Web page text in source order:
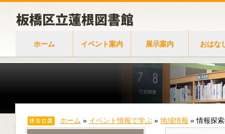
ホーム イベント案内 展示案内 おはな
ホーム » イベント情報で学ぶ » 地域情報 »情報探